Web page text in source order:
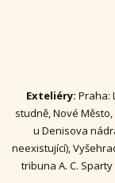
Exteliéry: Praha:
studně, Nové
u Denisova
neexistující),
tribuna A. C.